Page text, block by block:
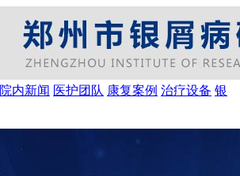
院内新闻 医护团队 康复案例 治疗设备 银